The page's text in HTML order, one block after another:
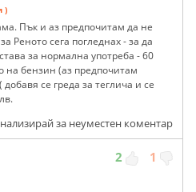
)
Пък и аз предпочитам да не
Реното сега погледнах - за да
за нормална употреба - 60
на бензин (аз предпочитам
се греда за теглича и се
за неуместен коментар
2 1